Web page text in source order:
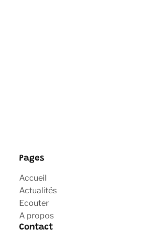
Pages
Accueil
Actualités
Ecouter
A propos
Contact